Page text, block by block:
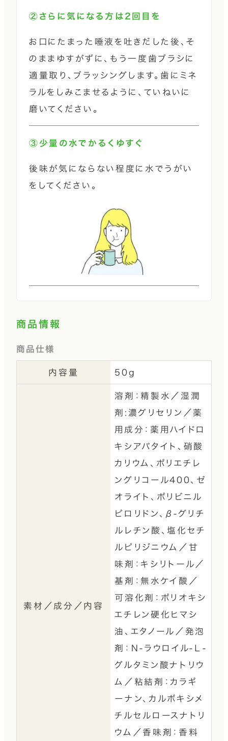
②さらに気になる方は2回目を
お口にたまった唾液を吐きだした後、そ
のままゆすがずに、もう一度歯ブラシに
適量取り、ブラッシングします。歯にミネ
ラルをしみこませるように、ていねいに
磨いてください。
③少量の水でかるくゆすぐ
後味が気にならない程度に水でうがい
をしてください。
商品情報
商品仕様
内容量 50g
素材／成分／内容
溶剤：精製水／湿潤
剤:濃グリセリン／薬
用成分：薬用ハイドロ
キシアパタイト、硝酸
カリウム、ポリエチレ
ングリコール400、ゼ
オライト、ポリビニル
ピロリドン、β-グリチ
ルレチン酸、塩化セチ
ルピリジニウム／甘
味剤：キシリトール／
基剤：無水ケイ酸／
可溶化剤：ポリオキシ
エチレン硬化ヒマシ
油、エタノール／発泡
剤：Ｎ-ラウロイル-Ｌ-
グルタミン酸ナトリウ
ム／粘結剤：カラギ
ーナン、カルボキシメ
チルセルロースナトリ
ウム／香味剤：香料